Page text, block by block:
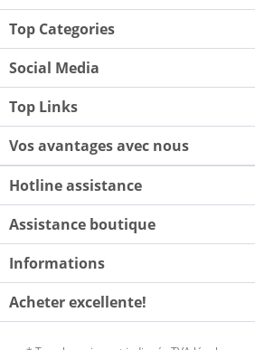
Top Categories
Social Media
Top Links
Vos avantages avec nous
Hotline assistance
Assistance boutique
Informations
Acheter excellente!